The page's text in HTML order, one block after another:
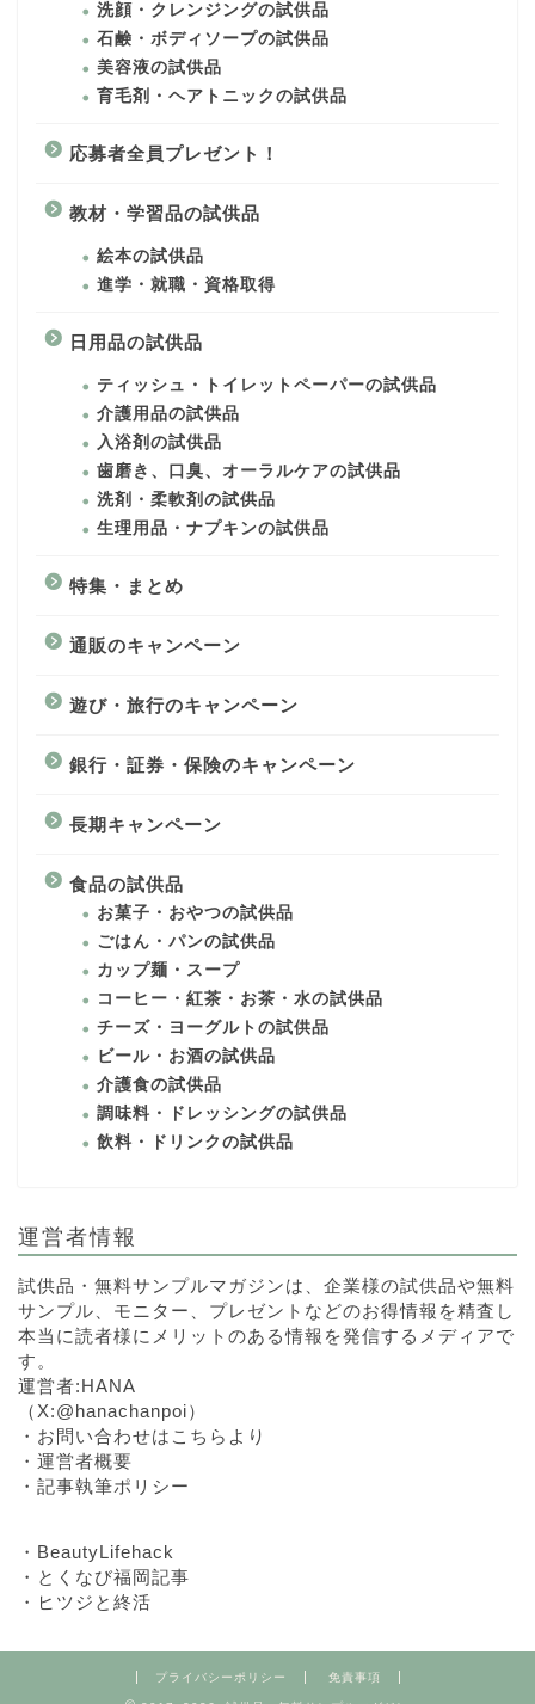
洗顔・クレンジングの試供品
石鹸・ボディソープの試供品
美容液の試供品
育毛剤・ヘアトニックの試供品
応募者全員プレゼント！
教材・学習品の試供品
絵本の試供品
進学・就職・資格取得
日用品の試供品
ティッシュ・トイレットペーパーの試供品
介護用品の試供品
入浴剤の試供品
歯磨き、口臭、オーラルケアの試供品
洗剤・柔軟剤の試供品
生理用品・ナプキンの試供品
特集・まとめ
通販のキャンペーン
遊び・旅行のキャンペーン
銀行・証券・保険のキャンペーン
長期キャンペーン
食品の試供品
お菓子・おやつの試供品
ごはん・パンの試供品
カップ麺・スープ
コーヒー・紅茶・お茶・水の試供品
チーズ・ヨーグルトの試供品
ビール・お酒の試供品
介護食の試供品
調味料・ドレッシングの試供品
飲料・ドリンクの試供品
運営者情報
試供品・無料サンプルマガジンは、企業様の試供品や無料
サンプル、モニター、プレゼントなどのお得情報を精査し
本当に読者様にメリットのある情報を発信するメディアで
す。
運営者:HANA
（ X:@hanachanpoi）
・ お問い合わせはこちらより
・ 運営者概要
・ 記事執筆ポリシー
・ BeautyLifehack
・ とくなび福岡記事
・ ヒツジと終活
プライバシーポリシー 免責事項